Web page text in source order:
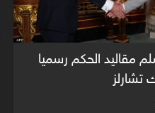
مقاليد الحكم رسميا
تشارلز